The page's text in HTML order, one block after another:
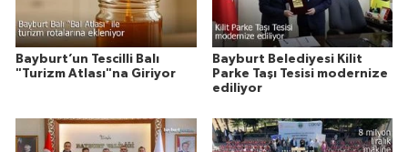
Bayburt’un Tescilli Balı
"Turizm Atlası"na Giriyor
Bayburt Belediyesi Kilit
Parke Taşı Tesisi modernize
ediliyor